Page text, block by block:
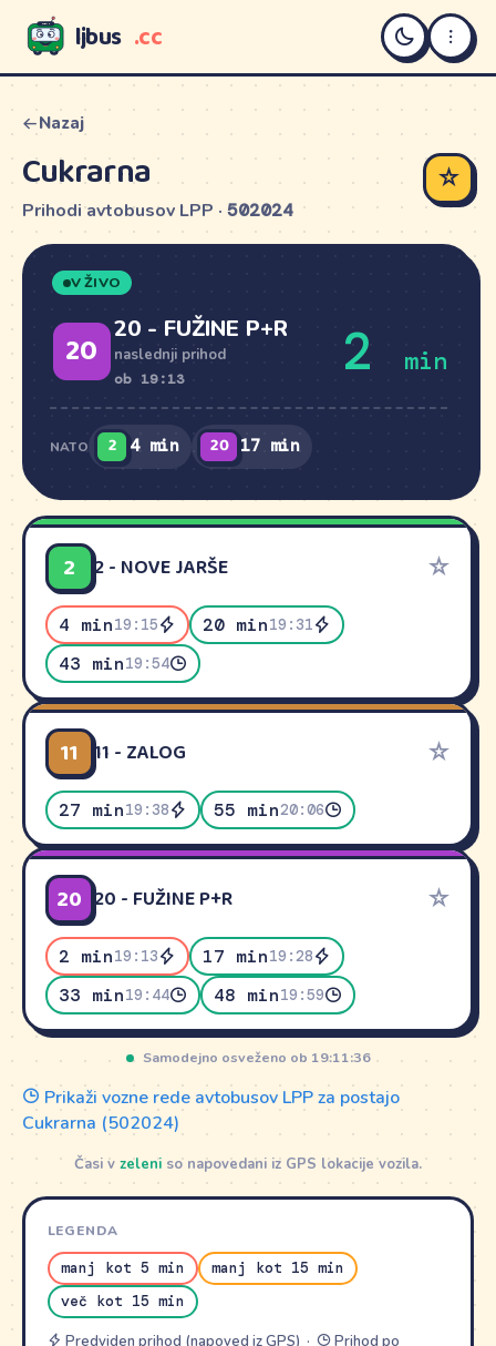
LJBUS ljbus .cc
Nazaj
Cukrarna
Prihodi avtobusov LPP · 502024
☆
V ŽIVO
20 20 - FUŽINE P+R
naslednji prihod
ob 19:13 2 min
NATO 2 4 min 20 17 min
2 2 - NOVE JARŠE ☆
4 min19:15 20 min19:31
43 min19:54
11 11 - ZALOG ☆
27 min19:38 55 min20:06
20 20 - FUŽINE P+R ☆
2 min19:13 17 min19:28
33 min19:44 48 min19:59
Samodejno osveženo ob 19:11:36
Prikaži vozne rede avtobusov LPP za postajo
Cukrarna (502024)
Časi v zeleni so napovedani iz GPS lokacije vozila.
LEGENDA
manj kot 5 min
manj kot 15 min
več kot 15 min
Predviden prihod (napoved iz GPS) ·
Prihod po